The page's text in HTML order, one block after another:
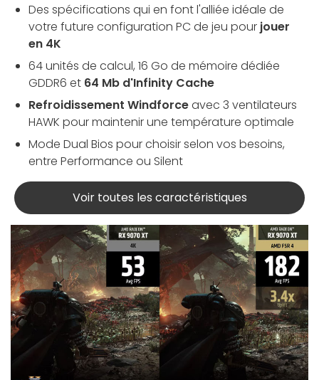
Des spécifications qui en font l'alliée idéale de
votre future configuration PC de jeu pour jouer
en 4K
64 unités de calcul, 16 Go de mémoire dédiée
GDDR6 et 64 Mb d'Infinity Cache
Refroidissement Windforceavec 3 ventilateurs
HAWK pour maintenir une température optimale
Mode Dual Bios pour choisir selon vos besoins,
entre Performance ou Silent
Voir toutes les caractéristiques